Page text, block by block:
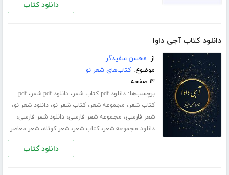
دانلود کتاب
دانلود کتاب آجی داوا
از: محسن سفیدگر
موضوع:کتاب‌های شعر نو
۱۴ صفحه
برچسب‌ها:دانلود pdf کتاب شعر ،دانلود pdf شعر ،pdf
کتاب شعر، مجموعه شعر،کتاب شعر نو،دانلود شعر نو،
شعر فارسی، مجموعه شعر فارسی،دانلود شعر فارسی،
دانلود مجموعه شعر،کتاب شعر،شعر کوتاه،شعر معاصر
دانلود کتاب